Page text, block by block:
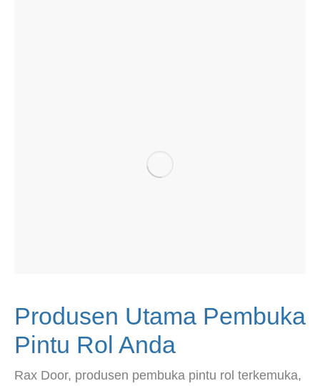
Produsen Utama Pembuka
Pintu Rol Anda
Rax Door, produsen pembuka pintu rol terkemuka,